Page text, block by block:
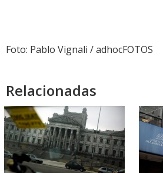
Foto: Pablo Vignali / adhocFOTOS
Relacionadas